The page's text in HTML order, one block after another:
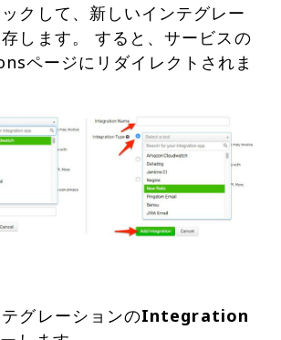
クして、新しいインテグレー
します。 すると、サービスの
ページにリダイレクトされま
グレーションのIntegration